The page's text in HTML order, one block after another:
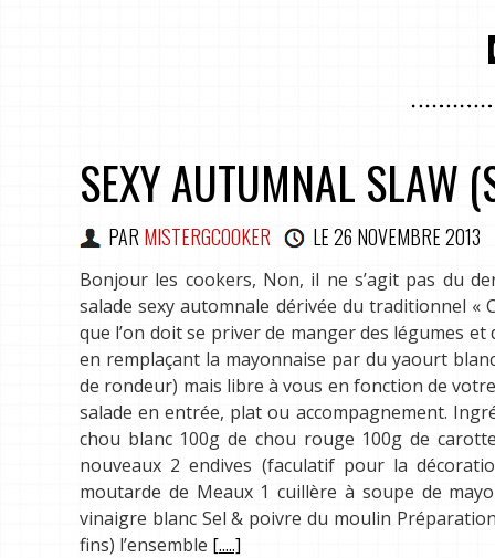
SEXY AUTUMNAL SLAW
PAR MISTERGCOOKER LE26 NOVEMBRE 2013
Bonjour les cookers, Non, il ne s’agit pas du
salade sexy automnale dérivée du traditionnel «
que l’on doit se priver de manger des légumes
en remplaçant la mayonnaise par du yaourt
de rondeur) mais libre à vous en fonction de
salade en entrée, plat ou accompagnement.
chou blanc 100g de chou rouge 100g de
nouveaux 2 endives (faculatif pour la
moutarde de Meaux 1 cuillère à soupe de
vinaigre blanc Sel & poivre du moulin
fins) l’ensemble [.....]